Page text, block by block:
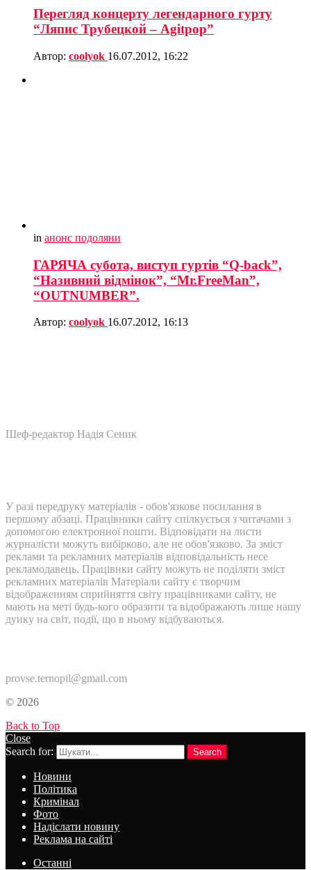
Перегляд концерту легендарного гурту
“Ляпис Трубецкой – Agitpop”
Автор: coolyok 16.07.2012, 16:22
in анонс подоляни
ГАРЯЧА субота, виступ гуртів “Q-back”,
“Називний відмінок”, “Mr.FreeMan”,
“OUTNUMBER”.
Автор: coolyok 16.07.2012, 16:13
Шеф-редактор Надія Сеник
У разі передруку матеріалів - обов'язкове посилання в
першому абзаці. Працівники сайту спілкується з читачами з
допомогою електронної пошти. Відповідати на листи
журналісти можуть вибірково, але не обов'язково. За зміст
реклами та рекламних матеріалів відповідальність несе
рекламодавець. Працівнки сайту можуть не поділяти зміст
рекламних матеріалів Матеріали сайту є творчим
відображенням сприйняття світу працівниками сайту, не
мають на меті будь-кого образити та відображають лише нашу
дуику на світ, події, що в ньому відбуваються.
provse.ternopil@gmail.com
© 2026
Back to Top
Close
Search for:
Search
Новини
Політика
Кримінал
Фото
Надіслати новину
Реклама на сайті
Останні